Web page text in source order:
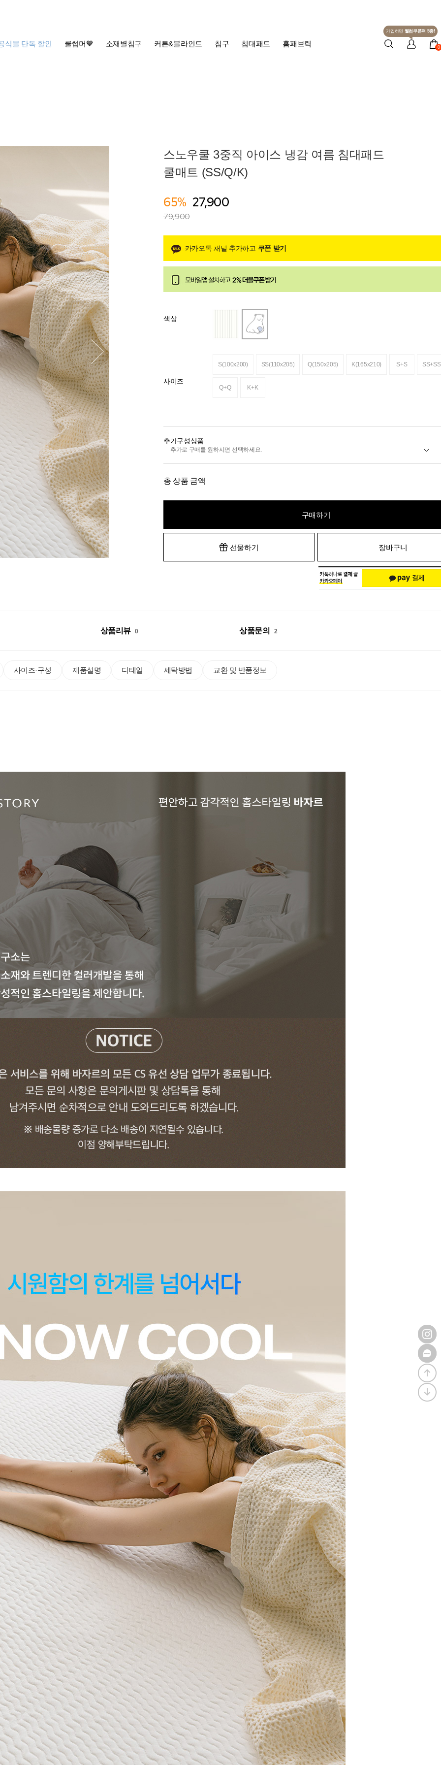
식몰 단독 할인 쿨썸머💙 소재별침구 커튼&블라인드 침구 침대패드 홈패브릭
가입하면 웰컴쿠폰팩 5종!
0
스노우쿨 3중직 아이스 냉감 여름 침대패드
쿨매트 (SS/Q/K)
65% 27,900
79,900
카카오톡 채널 추가하고 쿠폰 받기
색상
사이즈
S(100x200) SS(110x205) Q(150x205) K(165x210) S+S SS+SS
Q+Q K+K
추가구성상품
추가로 구매를 원하시면 선택하세요.
총 상품 금액
구매하기
선물하기 장바구니
상품리뷰 0 상품문의 2
사이즈·구성 제품설명 디테일 세탁방법 교환 및 반품정보